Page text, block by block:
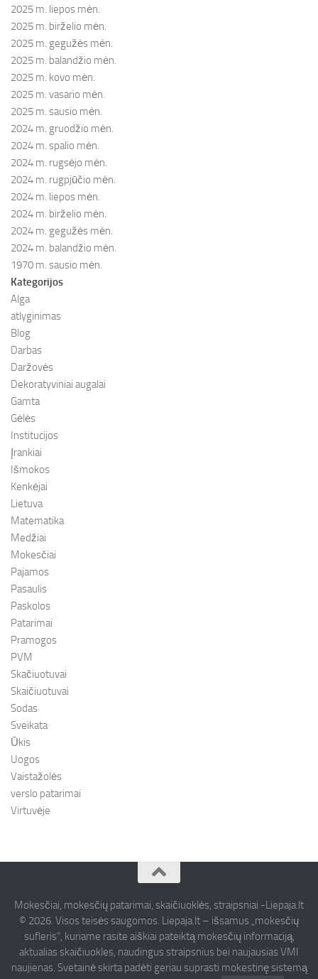
2025 m. liepos mėn.
2025 m. birželio mėn.
2025 m. gegužės mėn.
2025 m. balandžio mėn.
2025 m. kovo mėn.
2025 m. vasario mėn.
2025 m. sausio mėn.
2024 m. gruodžio mėn.
2024 m. spalio mėn.
2024 m. rugsėjo mėn.
2024 m. rugpjūčio mėn.
2024 m. liepos mėn.
2024 m. birželio mėn.
2024 m. gegužės mėn.
2024 m. balandžio mėn.
1970 m. sausio mėn.
Kategorijos
Alga
atlyginimas
Blog
Darbas
Daržovės
Dekoratyviniai augalai
Gamta
Gėlės
Institucijos
Įrankiai
Išmokos
Kenkėjai
Lietuva
Matematika
Medžiai
Mokesčiai
Pajamos
Pasaulis
Paskolos
Patarimai
Pramogos
PVM
Skačiuotuvai
Skaičiuotuvai
Sodas
Sveikata
Ūkis
Uogos
Vaistažolės
verslo patarimai
Virtuvėje
Mokesčiai, mokesčių patarimai, skaičiuoklės, straipsniai -Liepaja.lt
© 2026. Visos teisės saugomos. Liepaja.lt – išsamus „mokesčių
sufleris“, kuriame rasite aiškiai pateiktą mokesčių informaciją,
aktualias skaičiuokles, naudingus straipsnius bei naujausias VMI
naujienas. Svetainė skirta padėti geriau suprasti mokestinę sistemą